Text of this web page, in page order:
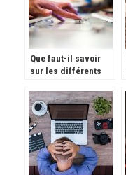
Que faut-il savoir
sur les différents
musique avant de
faire carrière dans
le monde musical ?